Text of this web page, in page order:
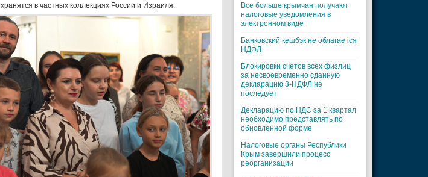
в частных коллекциях России и Израиля.
Все больше крымчан получают
налоговые уведомления в
электронном виде
Банковский кешбэк не облагается
НДФЛ
Блокировки счетов всех физлиц
за несвоевременно сданную
декларацию 3-НДФЛ не
последует
Декларацию по НДС за 1 квартал
необходимо представлять по
обновленной форме
Налоговые органы Республики
Крым завершили процесс
реорганизации